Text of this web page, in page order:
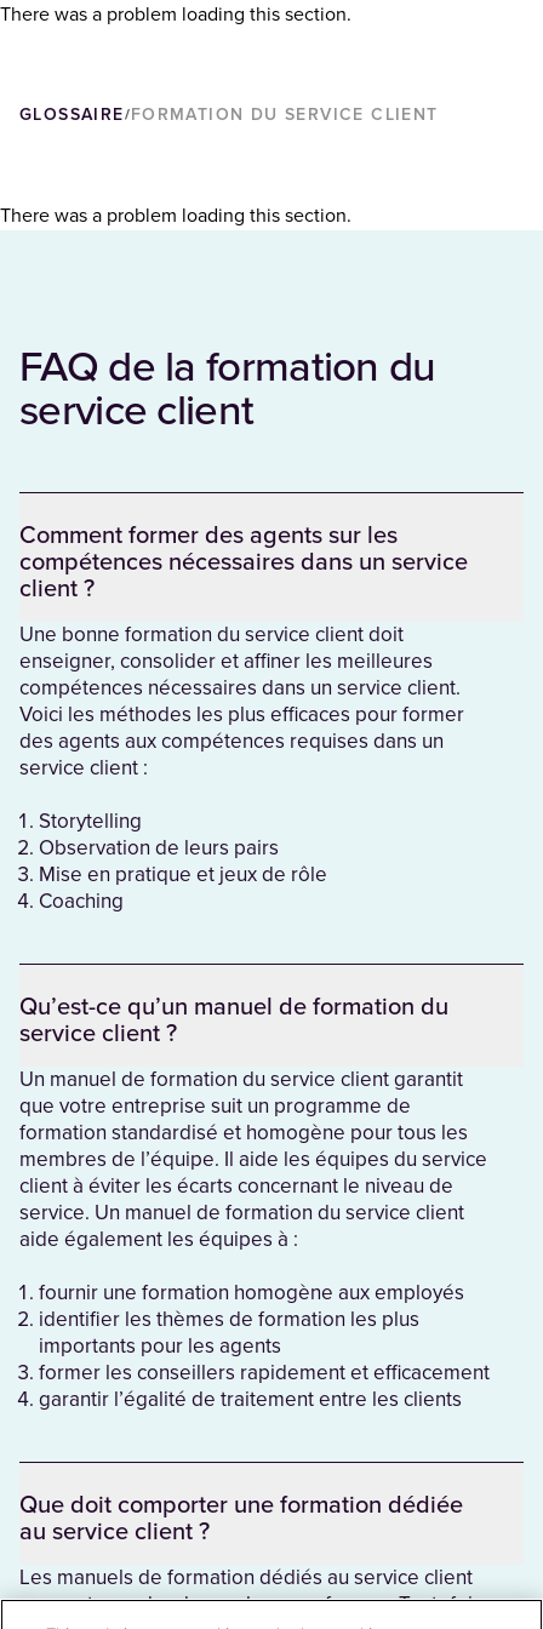
There was a problem loading this section.
GLOSSAIRE/FORMATION DU SERVICE CLIENT
There was a problem loading this section.
FAQ de la formation du
service client
Comment former des agents sur les
compétences nécessaires dans un service
client ?
Une bonne formation du service client doit
enseigner, consolider et affiner les meilleures
compétences nécessaires dans un service client.
Voici les méthodes les plus efficaces pour former
des agents aux compétences requises dans un
service client :
Storytelling
Observation de leurs pairs
Mise en pratique et jeux de rôle
Coaching
Qu’est-ce qu’un manuel de formation du
service client ?
Un manuel de formation du service client garantit
que votre entreprise suit un programme de
formation standardisé et homogène pour tous les
membres de l’équipe. Il aide les équipes du service
client à éviter les écarts concernant le niveau de
service. Un manuel de formation du service client
aide également les équipes à :
fournir une formation homogène aux employés
identifier les thèmes de formation les plus
importants pour les agents
former les conseillers rapidement et efficacement
garantir l’égalité de traitement entre les clients
Que doit comporter une formation dédiée
au service client ?
Les manuels de formation dédiés au service client
peuvent prendre de nombreuses formes. Toutefois,